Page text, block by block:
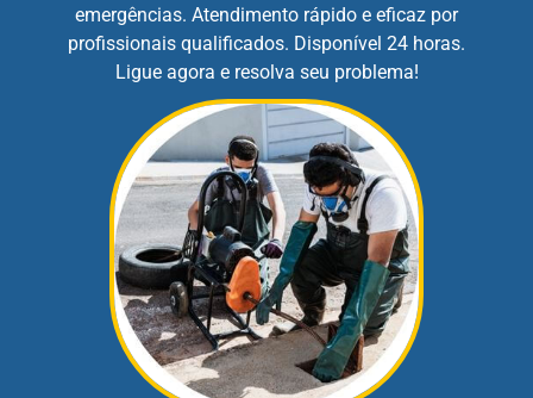
emergências. Atendimento rápido e eficaz por
profissionais qualificados. Disponível 24 horas.
Ligue agora e resolva seu problema!